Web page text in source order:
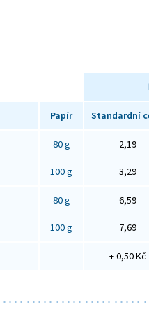
Papír Standardní
80 g 2,19
100 g 3,29
80 g 6,59
100 g 7,69
+ 0,50 Kč